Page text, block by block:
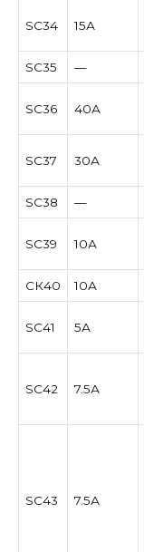
SC34 15А
SC35 —
SC36 40А
SC37 30А
SC38 —
SC39 10А
СК40 10А
SC41 5А
SC42 7.5А
SC43 7.5А